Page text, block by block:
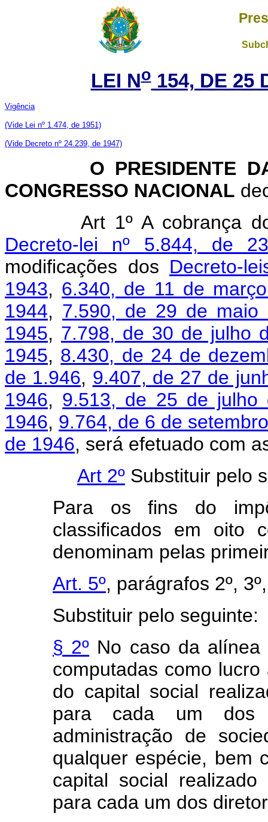
LEI No154, DE 25
Vigência
(Vide Lei nº 1.474, de 1951)
(Vide Decreto nº 24.239, de 1947)
O PRESIDENTE DA
CONGRESSO NACIONAL
Art 1º A cobrança
Decreto-lei nº 5.844, de
modificações dos Decreto-
1943, 6.340, de 11 de
1944, 7.590, de 29 de maio
1945, 7.798, de 30 de julho
1945, 8.430, de 24 de
de 1.946, 9.407, de 27 de
1946, 9.513, de 25 de julho
1946, 9.764, de 6 de
de 1946, será efetuado com
Art 2º Substituir pelo
Para os fins do
classificados em oito
denominam pelas
Art. 5º, parágrafos 2º,
Substituir pelo seguinte:
§ 2º No caso da alínea
computadas como
do capital social
para cada um dos
administração de
qualquer espécie, bem
capital social
para cada um dos